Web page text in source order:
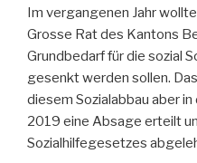
Im vergangenen Jahr
Grosse Rat des Kantons
Grundbedarf für die sozial
gesenkt werden sollen.
diesem Sozialabbau aber
2019 eine Absage erteilt
Sozialhilfegesetzes